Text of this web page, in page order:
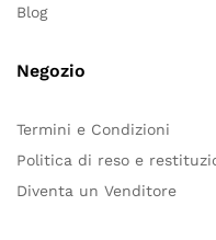
Blog
Negozio
Termini e Condizioni
Politica di reso e
Diventa un Venditore